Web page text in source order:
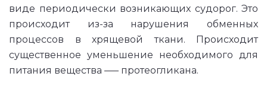
виде периодически возникающих судорог. Это
происходит из-за нарушения обменных
процессов в хрящевой ткани. Происходит
существенное уменьшение необходимого для
питания вещества —– протеогликана.